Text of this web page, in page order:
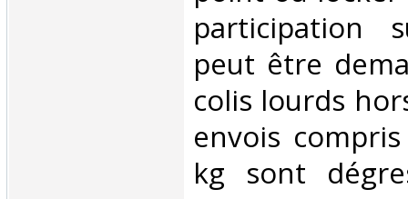
participation
peut être
colis lourds
envois
kg sont